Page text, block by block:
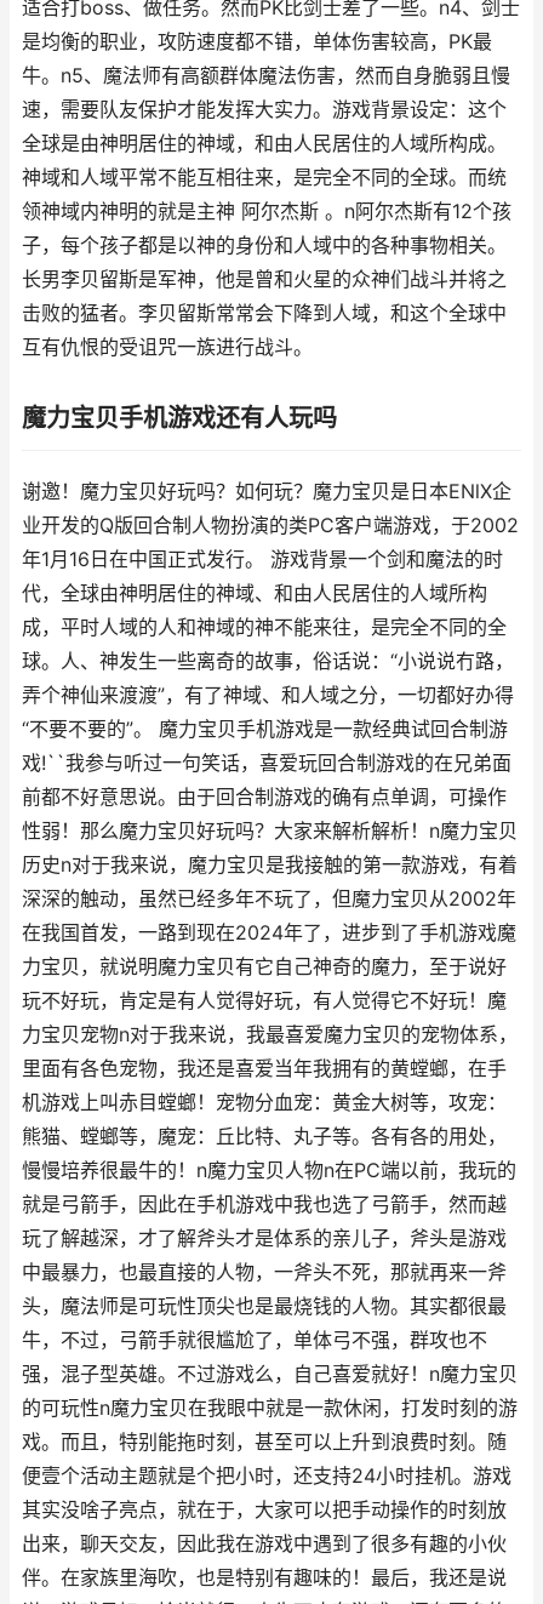
适合打boss、做任务。然而PK比剑士差了一些。n4、剑士
是均衡的职业，攻防速度都不错，单体伤害较高，PK最
牛。n5、魔法师有高额群体魔法伤害，然而自身脆弱且慢
速，需要队友保护才能发挥大实力。游戏背景设定：这个
全球是由神明居住的神域，和由人民居住的人域所构成。
神域和人域平常不能互相往来，是完全不同的全球。而统
领神域内神明的就是主神 阿尔杰斯 。n阿尔杰斯有12个孩
子，每个孩子都是以神的身份和人域中的各种事物相关。
长男李贝留斯是军神，他是曾和火星的众神们战斗并将之
击败的猛者。李贝留斯常常会下降到人域，和这个全球中
互有仇恨的受诅咒一族进行战斗。
魔力宝贝手机游戏还有人玩吗
谢邀！魔力宝贝好玩吗？如何玩？魔力宝贝是日本ENlX企
业开发的Q版回合制人物扮演的类PC客户端游戏，于2002
年1月16日在中国正式发行。 游戏背景一个剑和魔法的时
代，全球由神明居住的神域、和由人民居住的人域所构
成，平时人域的人和神域的神不能来往，是完全不同的全
球。人、神发生一些离奇的故事，俗话说：“小说说冇路，
弄个神仙来渡渡”，有了神域、和人域之分，一切都好办得
“不要不要的”。 魔力宝贝手机游戏是一款经典试回合制游
戏!``我参与听过一句笑话，喜爱玩回合制游戏的在兄弟面
前都不好意思说。由于回合制游戏的确有点单调，可操作
性弱！那么魔力宝贝好玩吗？大家来解析解析！n魔力宝贝
历史n对于我来说，魔力宝贝是我接触的第一款游戏，有着
深深的触动，虽然已经多年不玩了，但魔力宝贝从2002年
在我国首发，一路到现在2024年了，进步到了手机游戏魔
力宝贝，就说明魔力宝贝有它自己神奇的魔力，至于说好
玩不好玩，肯定是有人觉得好玩，有人觉得它不好玩！魔
力宝贝宠物n对于我来说，我最喜爱魔力宝贝的宠物体系，
里面有各色宠物，我还是喜爱当年我拥有的黄螳螂，在手
机游戏上叫赤目螳螂！宠物分血宠：黄金大树等，攻宠：
熊猫、螳螂等，魔宠：丘比特、丸子等。各有各的用处，
慢慢培养很最牛的！n魔力宝贝人物n在PC端以前，我玩的
就是弓箭手，因此在手机游戏中我也选了弓箭手，然而越
玩了解越深，才了解斧头才是体系的亲儿子，斧头是游戏
中最暴力，也最直接的人物，一斧头不死，那就再来一斧
头，魔法师是可玩性顶尖也是最烧钱的人物。其实都很最
牛，不过，弓箭手就很尴尬了，单体弓不强，群攻也不
强，混子型英雄。不过游戏么，自己喜爱就好！n魔力宝贝
的可玩性n魔力宝贝在我眼中就是一款休闲，打发时刻的游
戏。而且，特别能拖时刻，甚至可以上升到浪费时刻。随
便壹个活动主题就是个把小时，还支持24小时挂机。游戏
其实没啥子亮点，就在于，大家可以把手动操作的时刻放
出来，聊天交友，因此我在游戏中遇到了很多有趣的小伙
伴。在家族里海吹，也是特别有趣味的！最后，我还是说